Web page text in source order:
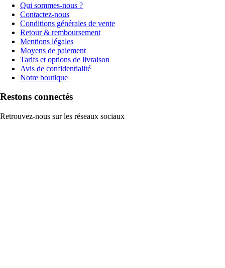
Qui sommes-nous ?
Contactez-nous
Conditions générales de vente
Retour & remboursement
Mentions légales
Moyens de paiement
Tarifs et options de livraison
Avis de confidentialité
Notre boutique
Restons connectés
Retrouvez-nous sur les réseaux sociaux